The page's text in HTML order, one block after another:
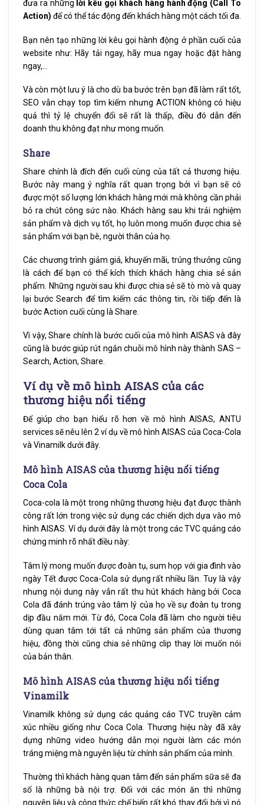
đưa ra những lời kêu gọi khách hàng hành động (Call To
Action) để có thể tác động đến khách hàng một cách tối đa.
Bạn nên tạo những lời kêu gọi hành động ở phần cuối của
website như: Hãy tải ngay, hãy mua ngay hoặc đặt hàng
ngay,…
Và còn một lưu ý là cho dù ba bước trên bạn đã làm rất tốt,
SEO vẫn chạy top tìm kiếm nhưng ACTION không có hiệu
quả thì tỷ lệ chuyển đổi sẽ rất là thấp, điều đó dẫn đến
doanh thu không đạt như mong muốn.
Share
Share chính là đích đến cuối cùng của tất cả thương hiệu.
Bước này mang ý nghĩa rất quan trọng bởi vì bạn sẽ có
được một số lượng lớn khách hàng mới mà không cần phải
bỏ ra chút công sức nào. Khách hàng sau khi trải nghiệm
sản phẩm và dịch vụ tốt, họ luôn mong muốn được chia sẻ
sản phẩm với bạn bè, người thân của họ.
Các chương trình giảm giá, khuyến mãi, trúng thưởng cũng
là cách để bạn có thể kích thích khách hàng chia sẻ sản
phẩm. Những người sau khi được chia sẻ sẽ tò mò và quay
lại bước Search để tìm kiếm các thông tin, rồi tiếp đến là
bước Action cuối cùng là Share.
Vì vậy, Share chính là bước cuối của mô hình AISAS và đây
cũng là bước giúp rút ngắn chuỗi mô hình này thành SAS –
Search, Action, Share.
Ví dụ về mô hình AISAS của các
thương hiệu nổi tiếng
Để giúp cho bạn hiểu rõ hơn về mô hình AISAS, ANTU
services sẽ nêu lên 2 ví dụ về mô hình AISAS của Coca-Cola
và Vinamilk dưới đây.
Mô hình AISAS của thương hiệu nổi tiếng
Coca Cola
Coca-cola là một trong những thương hiệu đạt được thành
công rất lớn trong việc sử dụng các chiến dịch dựa vào mô
hình AISAS. Ví dụ dưới đây là một trong các TVC quảng cáo
chứng minh rõ nhất điều này:
Tâm lý mong muốn được đoàn tụ, sum họp với gia đình vào
ngày Tết được Coca-Cola sử dụng rất nhiều lần. Tuy là vậy
nhưng nội dung này vẫn rất thu hút khách hàng bởi Coca
Cola đã đánh trúng vào tâm lý của họ về sự đoàn tụ trong
dịp đầu năm mới. Từ đó, Coca Cola đã làm cho người tiêu
dùng quan tâm tới tất cả những sản phẩm của thương
hiệu, đồng thời cũng chia sẻ những clip thay lời muốn nói
của bản thân.
Mô hình AISAS của thương hiệu nổi tiếng
Vinamilk
Vinamilk không sử dụng các quảng cáo TVC truyền cảm
xúc nhiều giống như Coca Cola. Thương hiệu này đã xây
dựng những video hướng dẫn mọi người làm các món
tráng miệng mà nguyên liệu từ chính sản phẩm của mình.
Thường thì khách hàng quan tâm đến sản phẩm sữa sẽ đa
số là những bà nội trợ. Đối với các món ăn thì những
nguyên liệu và công thức chế biến rất khó thay đổi bởi vì nó